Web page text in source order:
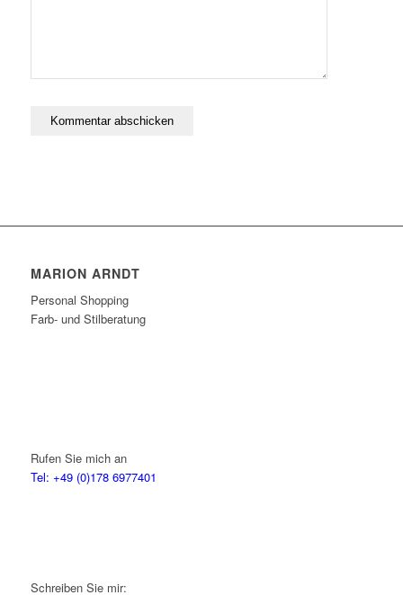
MARION ARNDT
Personal Shopping
Farb- und Stilberatung
Rufen Sie mich an
Tel: +49 (0)178 6977401
Schreiben Sie mir: